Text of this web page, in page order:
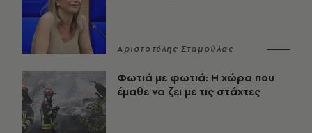
Αριστοτέλης Σταμούλας
Φωτιά με φωτιά: Η χώρα που
έμαθε να ζει με τις στάχτες